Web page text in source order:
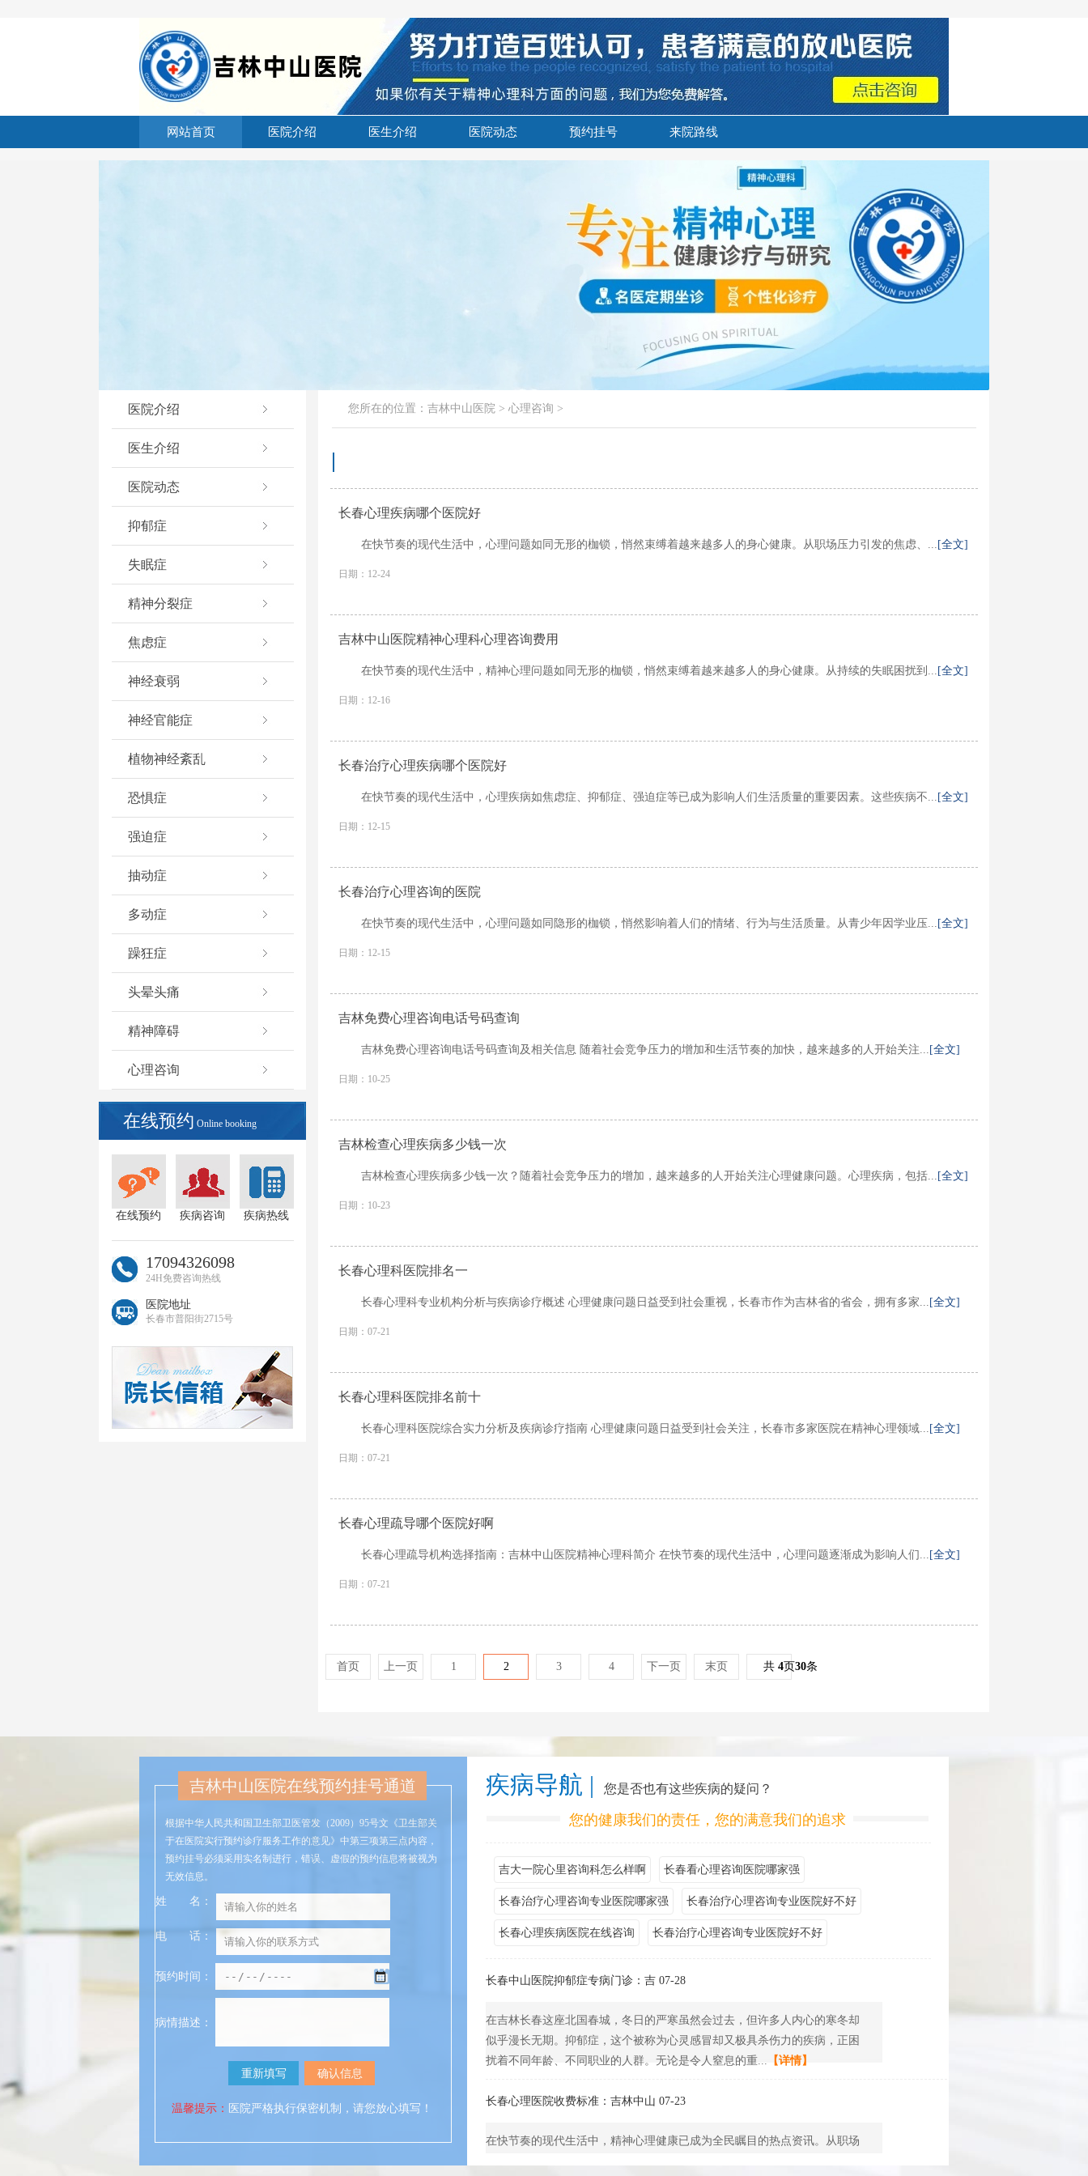
网站首页 医院介绍 医生介绍 医院动态 预约挂号 来院路线
医院介绍
医生介绍
医院动态
抑郁症
失眠症
精神分裂症
焦虑症
神经衰弱
神经官能症
植物神经紊乱
恐惧症
强迫症
抽动症
多动症
躁狂症
头晕头痛
精神障碍
心理咨询
在线预约 Online booking
在线预约 疾病咨询 疾病热线
17094326098
24H免费咨询热线
医院地址
长春市普阳街2715号
您所在的位置： 吉林中山医院> 心理咨询 >
长春心理疾病哪个医院好
在快节奏的现代生活中，心理问题如同无形的枷锁，悄然束缚着越来越多人的身心健康。从职场压力引发的焦虑、... [全文]
日期：12-24
吉林中山医院精神心理科心理咨询费用
在快节奏的现代生活中，精神心理问题如同无形的枷锁，悄然束缚着越来越多人的身心健康。从持续的失眠困扰到... [全文]
日期：12-16
长春治疗心理疾病哪个医院好
在快节奏的现代生活中，心理疾病如焦虑症、抑郁症、强迫症等已成为影响人们生活质量的重要因素。这些疾病不... [全文]
日期：12-15
长春治疗心理咨询的医院
在快节奏的现代生活中，心理问题如同隐形的枷锁，悄然影响着人们的情绪、行为与生活质量。从青少年因学业压... [全文]
日期：12-15
吉林免费心理咨询电话号码查询
吉林免费心理咨询电话号码查询及相关信息 随着社会竞争压力的增加和生活节奏的加快，越来越多的人开始关注... [全文]
日期：10-25
吉林检查心理疾病多少钱一次
吉林检查心理疾病多少钱一次？随着社会竞争压力的增加，越来越多的人开始关注心理健康问题。心理疾病，包括... [全文]
日期：10-23
长春心理科医院排名一
长春心理科专业机构分析与疾病诊疗概述 心理健康问题日益受到社会重视，长春市作为吉林省的省会，拥有多家... [全文]
日期：07-21
长春心理科医院排名前十
长春心理科医院综合实力分析及疾病诊疗指南 心理健康问题日益受到社会关注，长春市多家医院在精神心理领域... [全文]
日期：07-21
长春心理疏导哪个医院好啊
长春心理疏导机构选择指南：吉林中山医院精神心理科简介 在快节奏的现代生活中，心理问题逐渐成为影响人们... [全文]
日期：07-21
首页 上一页 1 2 3 4 下一页 末页 共 4页30条
吉林中山医院在线预约挂号通道
根据中华人民共和国卫生部卫医管发（2009）95号文《卫生部关
于在医院实行预约诊疗服务工作的意见》中第三项第三点内容，
预约挂号必须采用实名制进行，错误、虚假的预约信息将被视为
无效信息。
姓 名 ：
电 话 ：
预约时间：
病情描述：
温馨提示： 医院严格执行保密机制，请您放心填写！
疾病导航 | 您是否也有这些疾病的疑问？
您的健康我们的责任，您的满意我们的追求
吉大一院心里咨询科怎么样啊 长春看心理咨询医院哪家强
长春治疗心理咨询专业医院哪家强 长春治疗心理咨询专业医院好不好
长春心理疾病医院在线咨询 长春治疗心理咨询专业医院好不好
长春中山医院抑郁症专病门诊：吉 07-28
在吉林长春这座北国春城，冬日的严寒虽然会过去，但许多人内心的寒冬却
似乎漫长无期。抑郁症，这个被称为心灵感冒却又极具杀伤力的疾病，正困
扰着不同年龄、不同职业的人群。无论是令人窒息的重... 【详情】
长春心理医院收费标准：吉林中山 07-23
在快节奏的现代生活中，精神心理健康已成为全民瞩目的热点资讯。从职场